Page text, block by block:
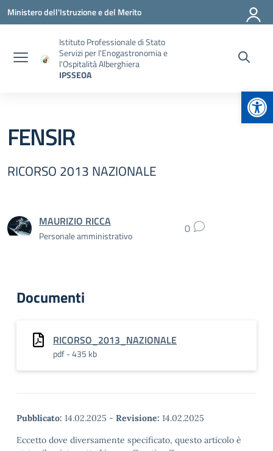
Vai ai contenuti
Vai al menu di navigazione
Vai al footer
Ministero dell'Istruzione e del Merito
Istituto Professionale di Stato
Servizi per l'Enogastronomia e
l'Ospitalità Alberghiera
IPSSEOA
FENSIR
RICORSO 2013 NAZIONALE
MAURIZIO RICCA
Personale amministrativo 0
Documenti
RICORSO_2013_NAZIONALE
pdf - 435 kb
Pubblicato: 14.02.2025 - Revisione: 14.02.2025
Eccetto dove diversamente specificato, questo articolo è